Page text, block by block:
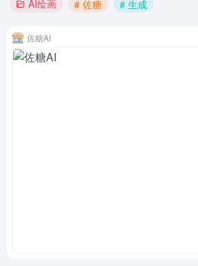
AI绘画 # 佐糖 # 生成
佐糖AI